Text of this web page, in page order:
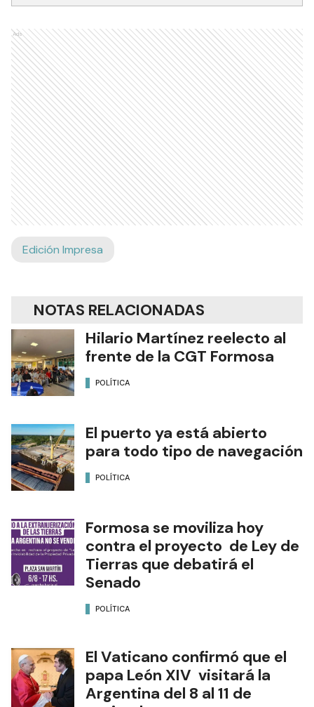
Ads
Edición Impresa
NOTAS RELACIONADAS
Hilario Martínez reelecto al
frente de la CGT Formosa
POLÍTICA
El puerto ya está abierto
para todo tipo de navegación
POLÍTICA
Formosa se moviliza hoy
contra el proyecto de Ley de
Tierras que debatirá el
Senado
POLÍTICA
El Vaticano confirmó que el
papa León XIV visitará la
Argentina del 8 al 11 de